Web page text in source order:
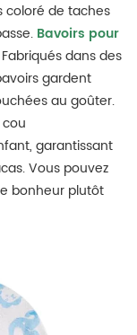
coloré de taches
Bavoirs pour
dans des
gardent
au goûter.
garantissant
Vous pouvez
bonheur plutôt